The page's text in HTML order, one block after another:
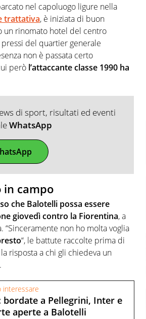
nel capoluogo ligure nella
trattativa, è iniziata di buon
un rinomato hotel del centro
del quartier generale
non è passata certo
però l’attaccante classe 1990 ha
di sport, risultati ed eventi
WhatsApp
campo
che Balotelli possa essere
giovedì contro la Fiorentina, a
non ho molta voglia
“, le battute raccolte prima di
la risposta a chi gli chiedeva un
.
interessare
bordate a Pellegrini, Inter e
aperte a Balotelli